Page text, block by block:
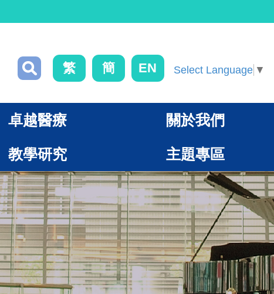
繁 簡 EN Select Language ▼
卓越醫療 關於我們
教學研究 主題專區